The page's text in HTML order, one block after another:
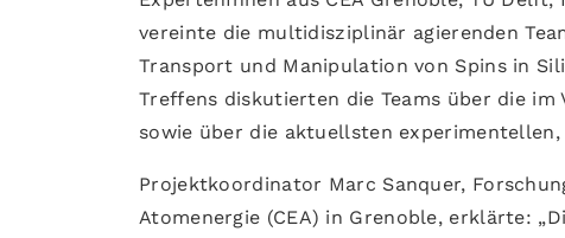
vereinte die multidisziplinär agierenden
Transport und Manipulation von Spins in
Treffens diskutierten die Teams über die
sowie über die aktuellsten
Projektkoordinator Marc Sanquer,
Atomenergie (CEA) in Grenoble, erklärte: